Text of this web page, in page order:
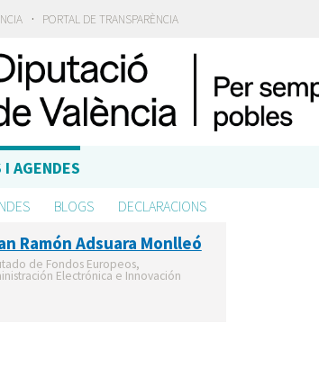
· PORTAL DE TRANSPARÈNCIA
I AGENDES
BLOGS DECLARACIONS
Ramón Adsuara Monlleó
de Fondos Europeos,
Electrónica e Innovación